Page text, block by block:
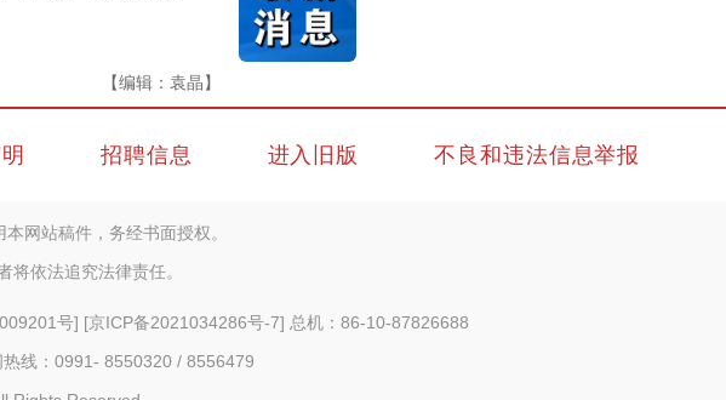
【编辑：袁晶】
招聘信息 进入旧版 不良和违法信息举报
网站稿件，务经书面授权。
将依法追究法律责任。
号] [京ICP备2021034286号-7] 总机：86-10-87826688
线：0991- 8550320 / 8556479